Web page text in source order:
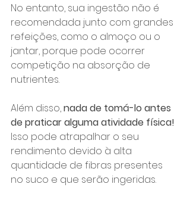
No entanto, sua ingestão não é
recomendada junto com grandes
refeições, como o almoço ou o
jantar, porque pode ocorrer
competição na absorção de
nutrientes.
Além disso, nada de tomá-lo antes
de praticar alguma atividade física!
Isso pode atrapalhar o seu
rendimento devido à alta
quantidade de fibras presentes
no suco e que serão ingeridas.